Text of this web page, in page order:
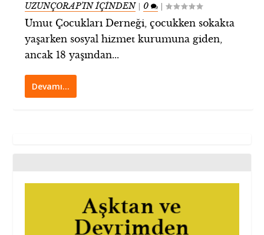
UZUNÇORAP’IN İÇİNDEN| 0 |
Umut Çocukları Derneği, çocukken sokakta
yaşarken sosyal hizmet kurumuna giden,
ancak 18 yaşından...
Devamı…